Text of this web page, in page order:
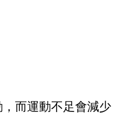
而運動不足會減少